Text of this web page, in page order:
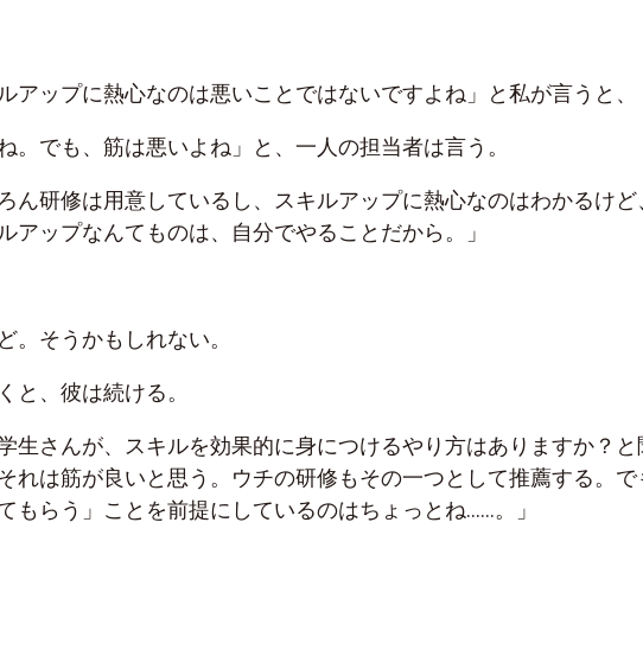
ルアップに熱心なのは悪いことではないですよね」と私が言うと、
ね。でも、筋は悪いよね」と、一人の担当者は言う。
ろん研修は用意しているし、スキルアップに熱心なのはわかるけど
アップなんてものは、自分でやることだから。」
。そうかもしれない。
と、彼は続ける。
学生さんが、スキルを効果的に身につけるやり方はありますか？と
れは筋が良いと思う。ウチの研修もその一つとして推薦する。で
てもらう」ことを前提にしているのはちょっとね……。」